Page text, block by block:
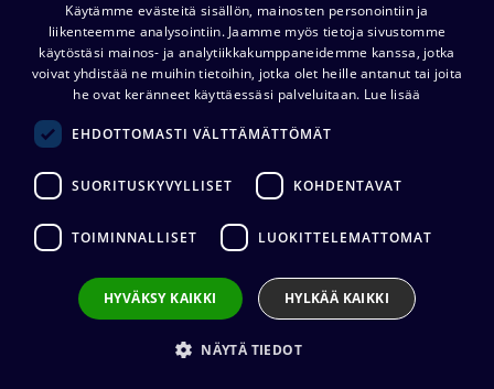
Neutrik NAC3PX-TOP
powerCON TRUE1 IN/OUT
tuplarunko
13,78 (alv. 0 %)
Liittimen valmistaja:Neutrik
Liittimen tyyppi:powerCON
Johdon kiinnitys:Juotos / lattaliitin
FINNISH
ENGLISH
Käytämme evästeitä sisällön, mainosten personointiin ja
liikenteemme analysointiin. Jaamme myös tietoja sivustomme
käytöstäsi mainos- ja analytiikkakumppaneidemme kanssa, jotka
voivat yhdistää ne muihin tietoihin, jotka olet heille antanut tai joita
he ovat keränneet käyttäessäsi palveluitaan. Lue lisää
EHDOTTOMASTI VÄLTTÄMÄTTÖMÄT
SUORITUSKYVYLLISET KOHDENTAVAT
TOIMINNALLISET LUOKITTELEMATTOMAT
HYVÄKSY KAIKKI HYLKÄÄ KAIKKI
NÄYTÄ TIEDOT